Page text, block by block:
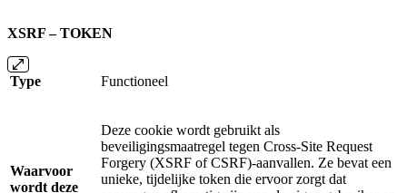
XSRF – TOKEN
Type Functioneel
Waarvoor
wordt deze
Deze cookie wordt gebruikt als
beveiligingsmaatregel tegen Cross-Site Request
Forgery (XSRF of CSRF)-aanvallen. Ze bevat een
unieke, tijdelijke token die ervoor zorgt dat